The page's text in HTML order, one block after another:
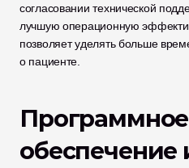
согласовании технической
лучшую операционную
позволяет уделять больше
о пациенте.
Программное
обеспечение